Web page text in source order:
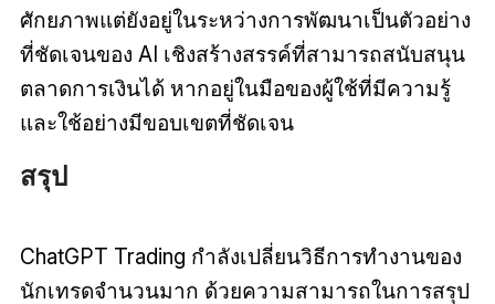
ศักยภาพแต่ยังอยู่ในระหว่างการพัฒนาเป็นตัวอย่าง
ที่ชัดเจนของ AI เชิงสร้างสรรค์ที่สามารถสนับสนุน
ตลาดการเงินได้ หากอยู่ในมือของผู้ใช้ที่มีความรู้
และใช้อย่างมีขอบเขตที่ชัดเจน
สรุป
ChatGPT Trading กำลังเปลี่ยนวิธีการทำงานของ
นักเทรดจำนวนมาก ด้วยความสามารถในการสรุป